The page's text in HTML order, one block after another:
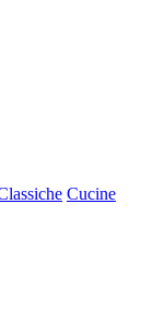
Cucine